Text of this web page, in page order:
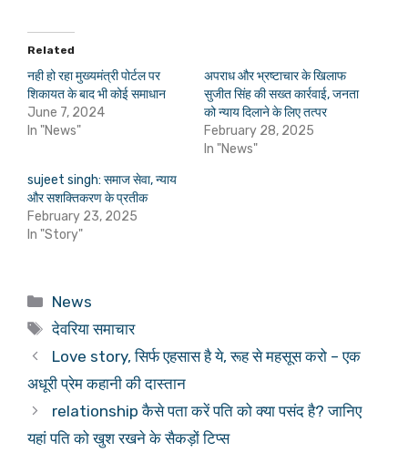
Related
नही हो रहा मुख्यमंत्री पोर्टल पर
शिकायत के बाद भी कोई समाधान
June 7, 2024
In "News"
अपराध और भ्रष्टाचार के खिलाफ
सुजीत सिंह की सख्त कार्रवाई, जनता
को न्याय दिलाने के लिए तत्पर
February 28, 2025
In "News"
sujeet singh: समाज सेवा, न्याय
और सशक्तिकरण के प्रतीक
February 23, 2025
In "Story"
Categories
News
Tags
देवरिया समाचार
Love story, सिर्फ एहसास है ये, रूह से महसूस करो – एक
अधूरी प्रेम कहानी की दास्तान
relationship कैसे पता करें पति को क्या पसंद है? जानिए
यहां पति को खुश रखने के सैकड़ों टिप्स